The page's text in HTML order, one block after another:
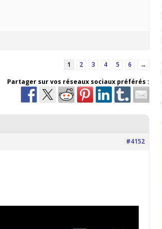
1 2 3 4 5 6
→
Partager sur vos réseaux sociaux préférés :
#4152